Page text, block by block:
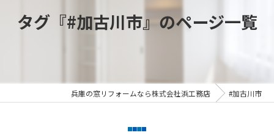
タグ『#加古川市』のページ一覧
兵庫の窓リフォームなら株式会社浜工務店 #加古川市